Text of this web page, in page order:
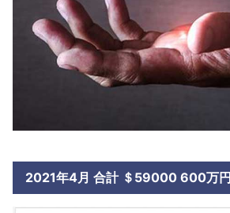
2021年4月 合計 ＄59000 600万円